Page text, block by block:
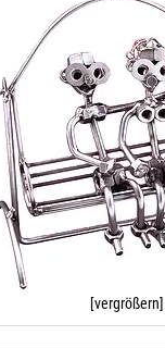
[vergrößern]